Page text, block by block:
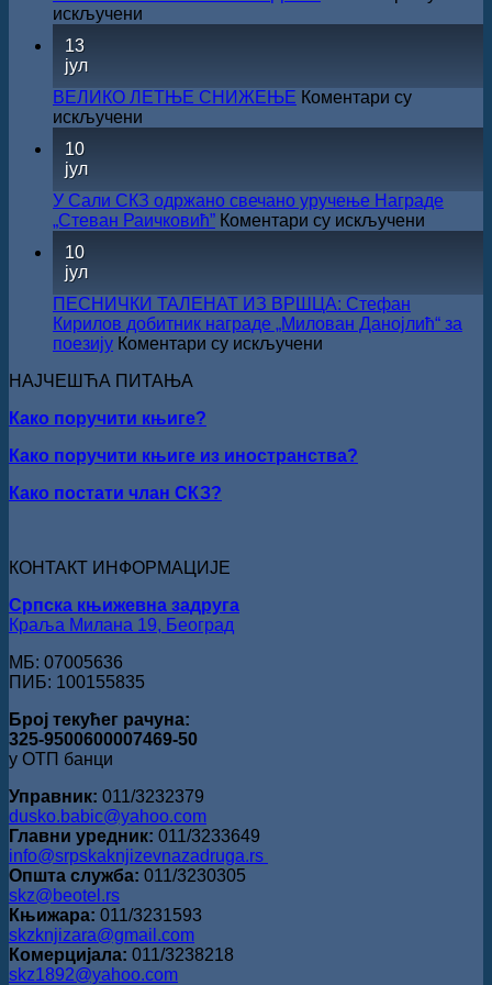
културе
за
издања
на
српском
искључени
ЖИЧКЕ
ХРИСОВУЉЕ
ЗА
13
јул
ВЕЛИКО ЛЕТЊЕ СНИЖЕЊЕ Коментари су
искључени
10
јул
У Сали СКЗ одржано свечано уручење Награде
„Стеван Раичковић” Коментари су искључени
свечано
10
јул
ПЕСНИЧКИ ТАЛЕНАТ ИЗ ВРШЦА: Стефан
Кирилов добитник награде „Милован Данојлић“ за
поезију Коментари су искључени
Кирилов
НАЈЧЕШЋА ПИТАЊА
Како поручити књиге?
Како поручити књиге из иностранства?
Како постати члан СКЗ?
КОНТАКТ ИНФОРМАЦИЈЕ
Српска књижевна задруга
Краља Милана 19, Београд
МБ: 07005636
ПИБ: 100155835
Број текућег рачуна:
325-9500600007469-50
у ОТП банци
Управник: 011/3232379
dusko.babic@yahoo.com
Главни уредник: 011/3233649
info@srpskaknjizevnazadruga.rs
Општа служба: 011/3230305
skz@beotel.rs
Књижара: 011/3231593
skzknjizara@gmail.com
Комерцијала: 011/3238218
skz1892@yahoo.com